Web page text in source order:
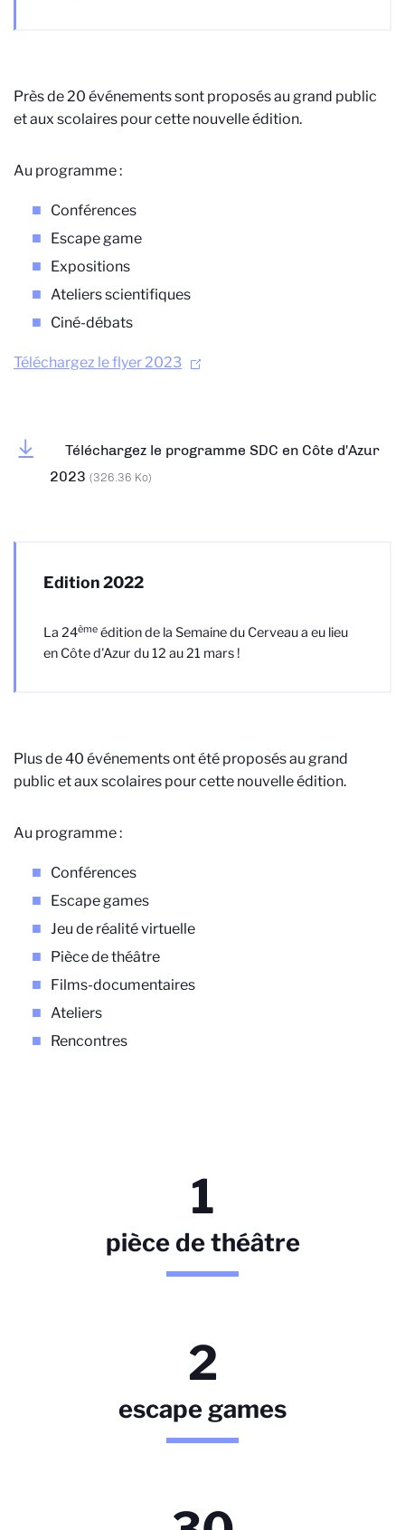
Près de 20 événements sont proposés au grand public
et aux scolaires pour cette nouvelle édition.
Au programme :
Conférences
Escape game
Expositions
Ateliers scientifiques
Ciné-débats
Téléchargez le flyer 2023
Téléchargez le programme SDC en Côte d'Azur
2023 (326.36 Ko)
Edition 2022
La 24ème édition de la Semaine du Cerveau a eu lieu
en Côte d'Azur du 12 au 21 mars !
Plus de 40 événements ont été proposés au grand
public et aux scolaires pour cette nouvelle édition.
Au programme :
Conférences
Escape games
Jeu de réalité virtuelle
Pièce de théâtre
Films-documentaires
Ateliers
Rencontres
1
pièce de théâtre
2
escape games